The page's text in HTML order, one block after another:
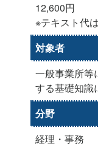
12,600円
※テキスト代
対象者
一般事業所等
する基礎知識
分野
経理・事務